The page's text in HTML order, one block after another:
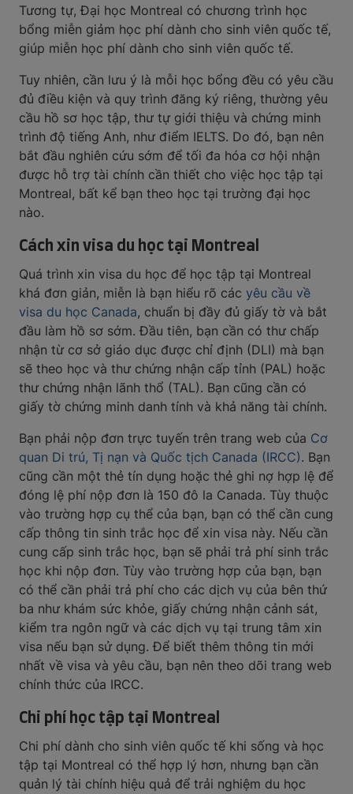
Tương tự, Đại học Montreal có chương trình học
bổng miễn giảm học phí dành cho sinh viên quốc tế,
giúp miễn học phí dành cho sinh viên quốc tế.
Tuy nhiên, cần lưu ý là mỗi học bổng đều có yêu cầu
đủ điều kiện và quy trình đăng ký riêng, thường yêu
cầu hồ sơ học tập, thư tự giới thiệu và chứng minh
trình độ tiếng Anh, như điểm IELTS. Do đó, bạn nên
bắt đầu nghiên cứu sớm để tối đa hóa cơ hội nhận
được hỗ trợ tài chính cần thiết cho việc học tập tại
Montreal, bất kể bạn theo học tại trường đại học
nào.
Cách xin visa du học tại Montreal
Quá trình xin visa du học để học tập tại Montreal
khá đơn giản, miễn là bạn hiểu rõ các yêu cầu về
visa du học Canada, chuẩn bị đầy đủ giấy tờ và bắt
đầu làm hồ sơ sớm. Đầu tiên, bạn cần có thư chấp
nhận từ cơ sở giáo dục được chỉ định (DLI) mà bạn
sẽ theo học và thư chứng nhận cấp tỉnh (PAL) hoặc
thư chứng nhận lãnh thổ (TAL). Bạn cũng cần có
giấy tờ chứng minh danh tính và khả năng tài chính.
Bạn phải nộp đơn trực tuyến trên trang web của Cơ
quan Di trú, Tị nạn và Quốc tịch Canada (IRCC). Bạn
cũng cần một thẻ tín dụng hoặc thẻ ghi nợ hợp lệ để
đóng lệ phí nộp đơn là 150 đô la Canada. Tùy thuộc
vào trường hợp cụ thể của bạn, bạn có thể cần cung
cấp thông tin sinh trắc học để xin visa này. Nếu cần
cung cấp sinh trắc học, bạn sẽ phải trả phí sinh trắc
học khi nộp đơn. Tùy vào trường hợp của bạn, bạn
có thể cần phải trả phí cho các dịch vụ của bên thứ
ba như khám sức khỏe, giấy chứng nhận cảnh sát,
kiểm tra ngôn ngữ và các dịch vụ tại trung tâm xin
visa nếu bạn sử dụng. Để biết thêm thông tin mới
nhất về visa và yêu cầu, bạn nên theo dõi trang web
chính thức của IRCC.
Chi phí học tập tại Montreal
Chi phí dành cho sinh viên quốc tế khi sống và học
tập tại Montreal có thể hợp lý hơn, nhưng bạn cần
quản lý tài chính hiệu quả để trải nghiệm du học